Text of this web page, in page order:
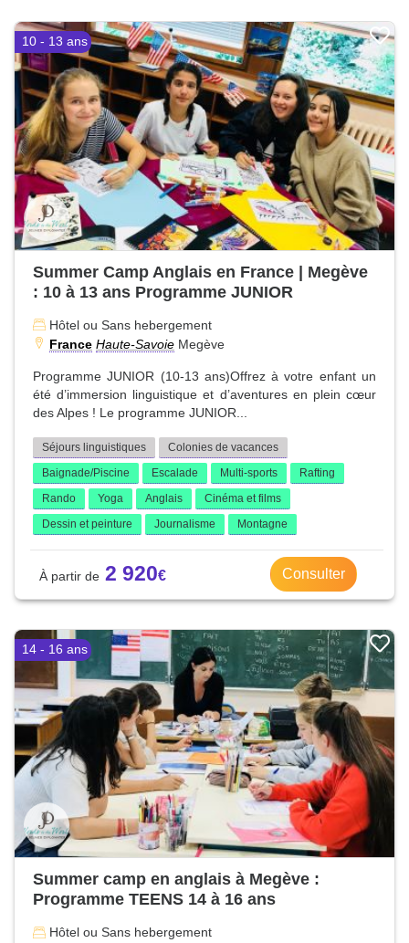
10 - 13 ans
Summer Camp Anglais en France | Megève
: 10 à 13 ans Programme JUNIOR
Hôtel ou Sans hebergement
France Haute-Savoie Megève
Programme JUNIOR (10-13 ans)Offrez à votre enfant un
été d’immersion linguistique et d’aventures en plein cœur
des Alpes ! Le programme JUNIOR...
Séjours linguistiques
Colonies de vacances
Baignade/Piscine
Escalade Multi-sports
Rafting
Rando
Yoga Anglais
Cinéma et films
Dessin et peinture
Journalisme Montagne
2 920 Consulter
14 - 16 ans
Summer camp en anglais à Megève :
Programme TEENS 14 à 16 ans
Hôtel ou Sans hebergement